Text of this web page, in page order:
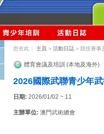
您在此： 主頁 > 活動日誌 > 競技賽事
體育會議及培訓 (本地及海外)
2026國際武聯青少年
日期: 2026/01/02 ~ 11
主辦單位: 澳門武術總會